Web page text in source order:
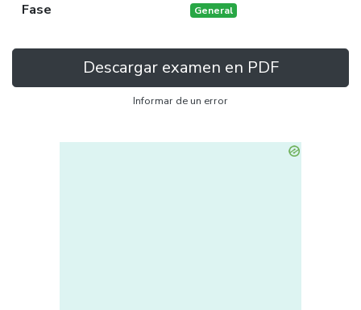
Fase General
Descargar examen en PDF
Informar de un error